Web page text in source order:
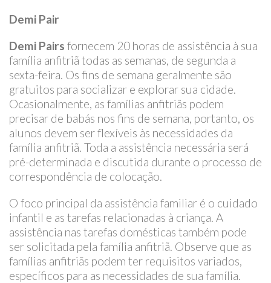
Demi Pair
Demi Pairs fornecem 20 horas de assistência à sua
família anfitriã todas as semanas, de segunda a
sexta-feira. Os fins de semana geralmente são
gratuitos para socializar e explorar sua cidade.
Ocasionalmente, as famílias anfitriãs podem
precisar de babás nos fins de semana, portanto, os
alunos devem ser flexíveis às necessidades da
família anfitriã. Toda a assistência necessária será
pré-determinada e discutida durante o processo de
correspondência de colocação.
O foco principal da assistência familiar é o cuidado
infantil e as tarefas relacionadas à criança. A
assistência nas tarefas domésticas também pode
ser solicitada pela família anfitriã. Observe que as
famílias anfitriãs podem ter requisitos variados,
específicos para as necessidades de sua família.